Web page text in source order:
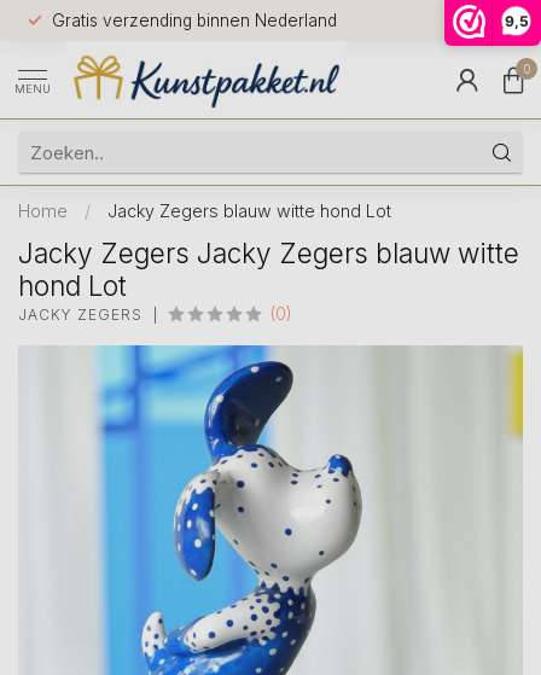
9,5
Gratis verzending binnen Nederland
Voor
huis
9.5
MENU
0
Home / Jacky Zegers blauw witte hond Lot
Jacky Zegers Jacky Zegers blauw witte
hond Lot
JACKY ZEGERS (0)